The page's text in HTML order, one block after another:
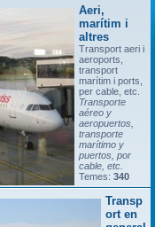
Aeri,
marítim i
altres
Transport aeri i
aeroports,
transport
marítim i ports,
per cable, etc.
Transporte
aéreo y
aeropuertos,
transporte
marítimo y
puertos, por
cable, etc.
Temes: 340
Transp
ort en